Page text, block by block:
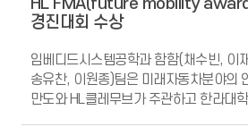
HL FMA(future mobility
경진대회 수상
임베디드시스템공학과 함함(채수빈, 이
송유찬, 이원종)팀은 미래자동차분야의
만도와 HL클레무브가 주관하고 한라대